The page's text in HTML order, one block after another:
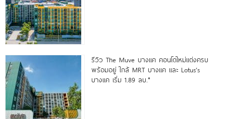
รีวิว The Muve บางแค คอนโดใหม่แต่งครบ
พร้อมอยู่ ใกล้ MRT บางแค และ Lotus’s
บางแค เริ่ม 1.89 ลบ.*